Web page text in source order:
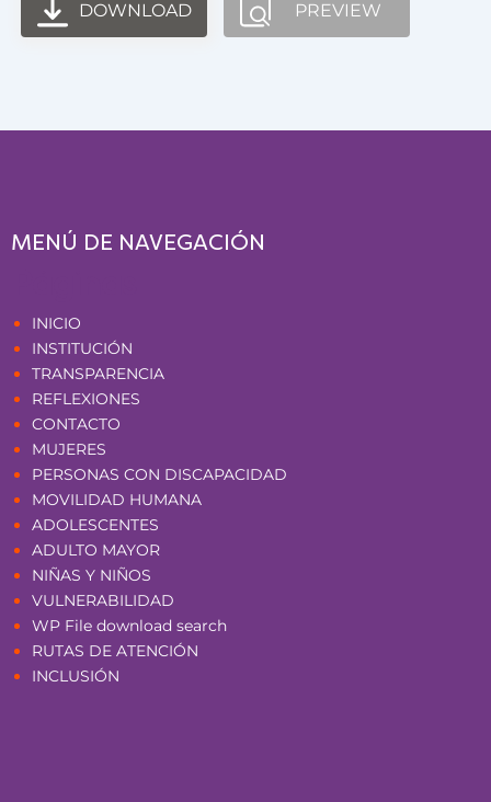
DOWNLOAD PREVIEW
MENÚ DE NAVEGACIÓN
INICIO
INSTITUCIÓN
TRANSPARENCIA
REFLEXIONES
CONTACTO
MUJERES
PERSONAS CON DISCAPACIDAD
MOVILIDAD HUMANA
ADOLESCENTES
ADULTO MAYOR
NIÑAS Y NIÑOS
VULNERABILIDAD
WP File download search
RUTAS DE ATENCIÓN
INCLUSIÓN